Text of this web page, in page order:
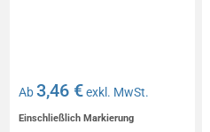
Ab3,46 €exkl. MwSt.
Einschließlich Markierung